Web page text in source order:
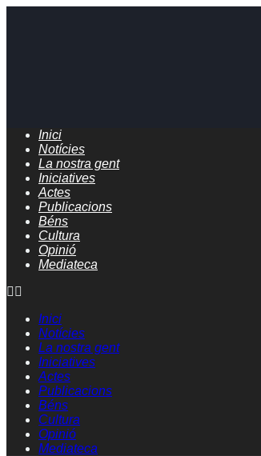
Inici
Notícies
La nostra gent
Iniciatives
Actes
Publicacions
Béns
Cultura
Opinió
Mediateca
Inici
Notícies
La nostra gent
Iniciatives
Actes
Publicacions
Béns
Cultura
Opinió
Mediateca